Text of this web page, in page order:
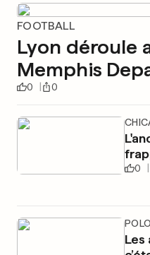
FOOTBALL
Lyon déroule
Memphis
0 0
0
Les